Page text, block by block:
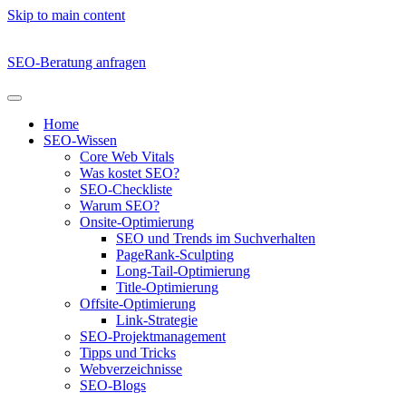
Skip to main content
SEO-Beratung anfragen
Home
SEO-Wissen
Core Web Vitals
Was kostet SEO?
SEO-Checkliste
Warum SEO?
Onsite-Optimierung
SEO und Trends im Suchverhalten
PageRank-Sculpting
Long-Tail-Optimierung
Title-Optimierung
Offsite-Optimierung
Link-Strategie
SEO-Projektmanagement
Tipps und Tricks
Webverzeichnisse
SEO-Blogs